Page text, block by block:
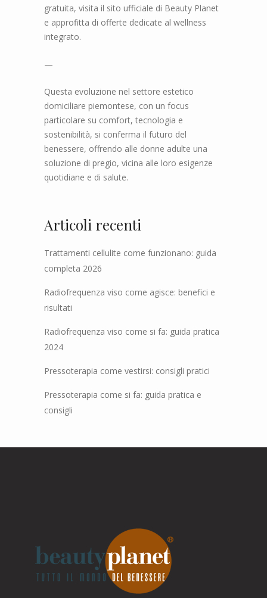
gratuita, visita il sito ufficiale di Beauty Planet
e approfitta di offerte dedicate al wellness
integrato.
—
Questa evoluzione nel settore estetico
domiciliare piemontese, con un focus
particolare su comfort, tecnologia e
sostenibilità, si conferma il futuro del
benessere, offrendo alle donne adulte una
soluzione di pregio, vicina alle loro esigenze
quotidiane e di salute.
Articoli recenti
Trattamenti cellulite come funzionano: guida
completa 2026
Radiofrequenza viso come agisce: benefici e
risultati
Radiofrequenza viso come si fa: guida pratica
2024
Pressoterapia come vestirsi: consigli pratici
Pressoterapia come si fa: guida pratica e
consigli
Online
Ciao! Come posso aiutarti?